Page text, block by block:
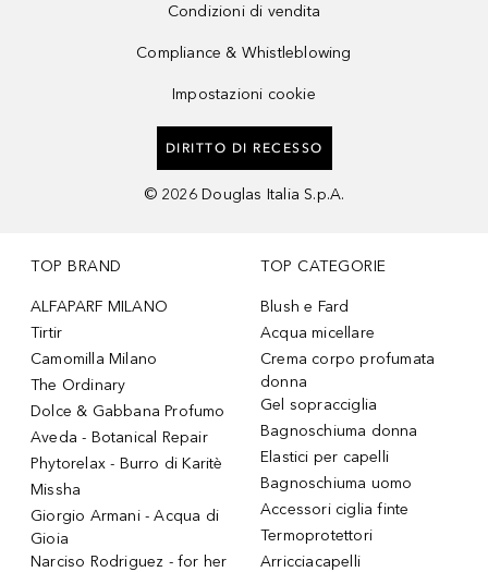
Condizioni di vendita
Compliance & Whistleblowing
Impostazioni cookie
DIRITTO DI RECESSO
© 2026 Douglas Italia S.p.A.
TOP BRAND
ALFAPARF MILANO
Tirtir
Camomilla Milano
The Ordinary
Dolce & Gabbana Profumo
Aveda - Botanical Repair
Phytorelax - Burro di Karitè
Missha
Giorgio Armani - Acqua di
Gioia
Narciso Rodriguez - for her
TOP CATEGORIE
Blush e Fard
Acqua micellare
Crema corpo profumata
donna
Gel sopracciglia
Bagnoschiuma donna
Elastici per capelli
Bagnoschiuma uomo
Accessori ciglia finte
Termoprotettori
Arricciacapelli